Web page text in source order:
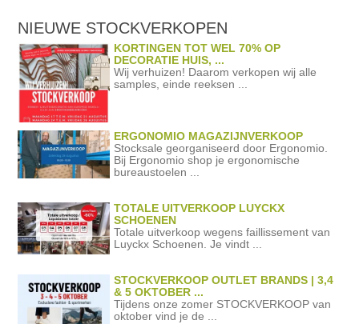
NIEUWE STOCKVERKOPEN
KORTINGEN TOT WEL 70% OP
DECORATIE HUIS, ...
Wij verhuizen! Daarom verkopen wij alle
samples, einde reeksen ...
ERGONOMIO MAGAZIJNVERKOOP
Stocksale georganiseerd door Ergonomio.
Bij Ergonomio shop je ergonomische
bureaustoelen ...
TOTALE UITVERKOOP LUYCKX
SCHOENEN
Totale uitverkoop wegens faillissement van
Luyckx Schoenen. Je vindt ...
STOCKVERKOOP OUTLET BRANDS | 3,4
& 5 OKTOBER ...
Tijdens onze zomer STOCKVERKOOP van
oktober vind je de ...